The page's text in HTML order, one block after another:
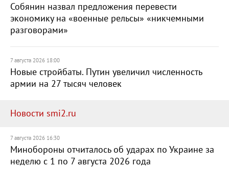
Собянин назвал предложения перевести
экономику на «военные рельсы» «никчемными
разговорами»
7 августа 2026 18:00
Новые стройбаты. Путин увеличил численность
армии на 27 тысяч человек
Новости smi2.ru
7 августа 2026 16:30
Минобороны отчиталось об ударах по Украине за
неделю с 1 по 7 августа 2026 года